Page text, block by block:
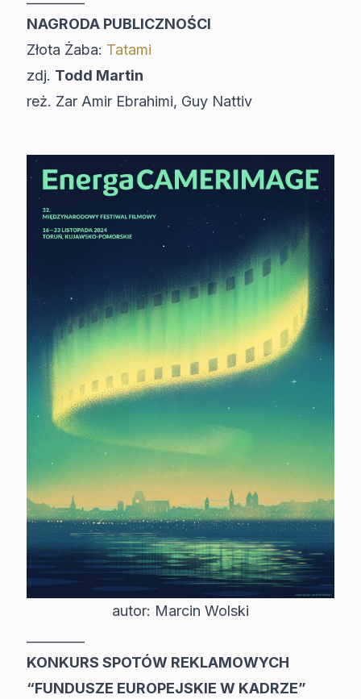
NAGRODA PUBLICZNOŚCI
Złota Żaba: Tatami
zdj. Todd Martin
reż. Zar Amir Ebrahimi, Guy Nattiv
autor: Marcin Wolski
_________
KONKURS SPOTÓW REKLAMOWYCH
“FUNDUSZE EUROPEJSKIE W KADRZE”